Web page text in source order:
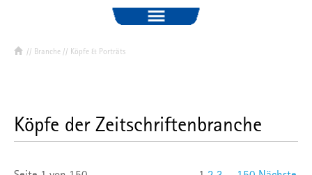
// Branche // Köpfe & Porträts
Köpfe der Zeitschriftenbranche